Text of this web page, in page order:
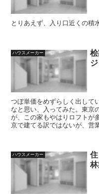
とりあえず、入り口近くの積
ハウスメーカー
つぼ単価をめずらしく出して
なと思い、入ってみた。東京
が、この家もやはりロフトが
京で建てる訳ではないが、営
ハウスメーカー
林